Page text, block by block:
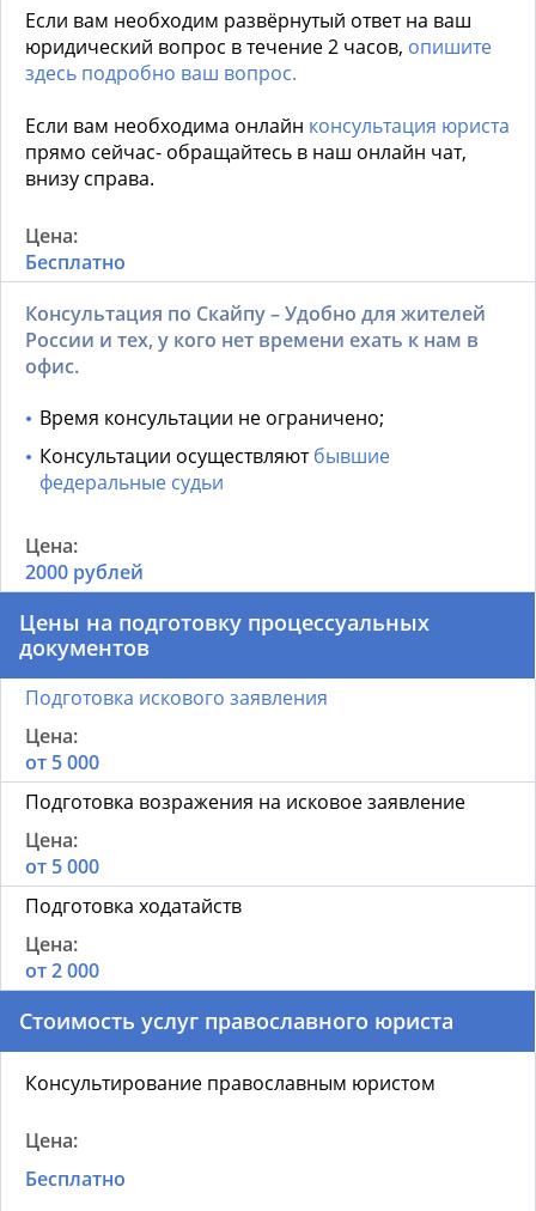
Если вам необходим развёрнутый ответ на ваш
юридический вопрос в течение 2 часов, опишите
здесь подробно ваш вопрос.
Если вам необходима онлайн консультация юриста
прямо сейчас- обращайтесь в наш онлайн чат,
внизу справа.
Бесплатно
Консультация по Скайпу – Удобно для жителей
России и тех, у кого нет времени ехать к нам в
офис.
Время консультации не ограничено;
Консультации осуществляютбывшие
федеральные судьи
2000 рублей
Цены на подготовку процессуальных
документов
Подготовка искового заявления
от 5 000
Подготовка возражения на исковое заявление
от 5 000
Подготовка ходатайств
от 2 000
Стоимость услуг православного юриста
Консультирование православным юристом
Бесплатно